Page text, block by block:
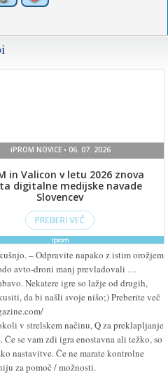
– Odpravite napako z istim orožjem
avto-droni manj prevladovali …
Nekatere igre so lažje od drugih,
da bi našli svoje nišo;) Preberite več
v strelskem načinu, Q za preklapljanje
se vam zdi igra enostavna ali težko, so
nastavitve. Če ne marate kontrolne
za pomoč / možnosti.